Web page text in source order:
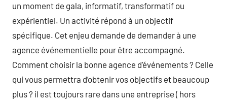
un moment de gala, informatif, transformatif ou
expérientiel. Un activité répond à un objectif
spécifique. Cet enjeu demande de demander à une
agence événementielle pour être accompagné.
Comment choisir la bonne agence d’événements ? Celle
qui vous permettra d’obtenir vos objectifs et beaucoup
plus ? il est toujours rare dans une entreprise ( hors